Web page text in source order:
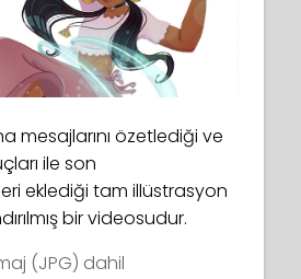
mesajlarını özetlediği ve
ile son
eklediği tam illüstrasyon
bir videosudur.
(JPG) dahil